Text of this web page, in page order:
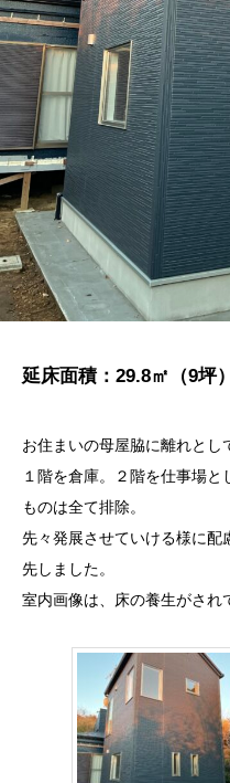
延床面積：29.8㎡（9坪）
お住まいの母屋脇に離れとし
１階を倉庫。２階を仕事場
ものは全て排除。
先々発展させていける様に配
先しました。
室内画像は、床の養生がされ